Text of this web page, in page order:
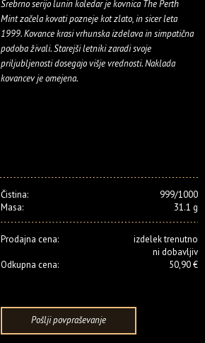
Srebrno serijo lunin koledar je kovnica The Perth
Mint začela kovati pozneje kot zlato, in sicer leta
1999. Kovance krasi vrhunska izdelava in simpatična
podoba živali. Starejši letniki zaradi svoje
priljubljenosti dosegajo višje vrednosti. Naklada
kovancev je omejena.
Čistina:
999/1000
Masa:
31.1 g
Prodajna cena:
izdelek trenutno
ni dobavljiv
Odkupna cena:
50,90 €
Pošlji povpraševanje